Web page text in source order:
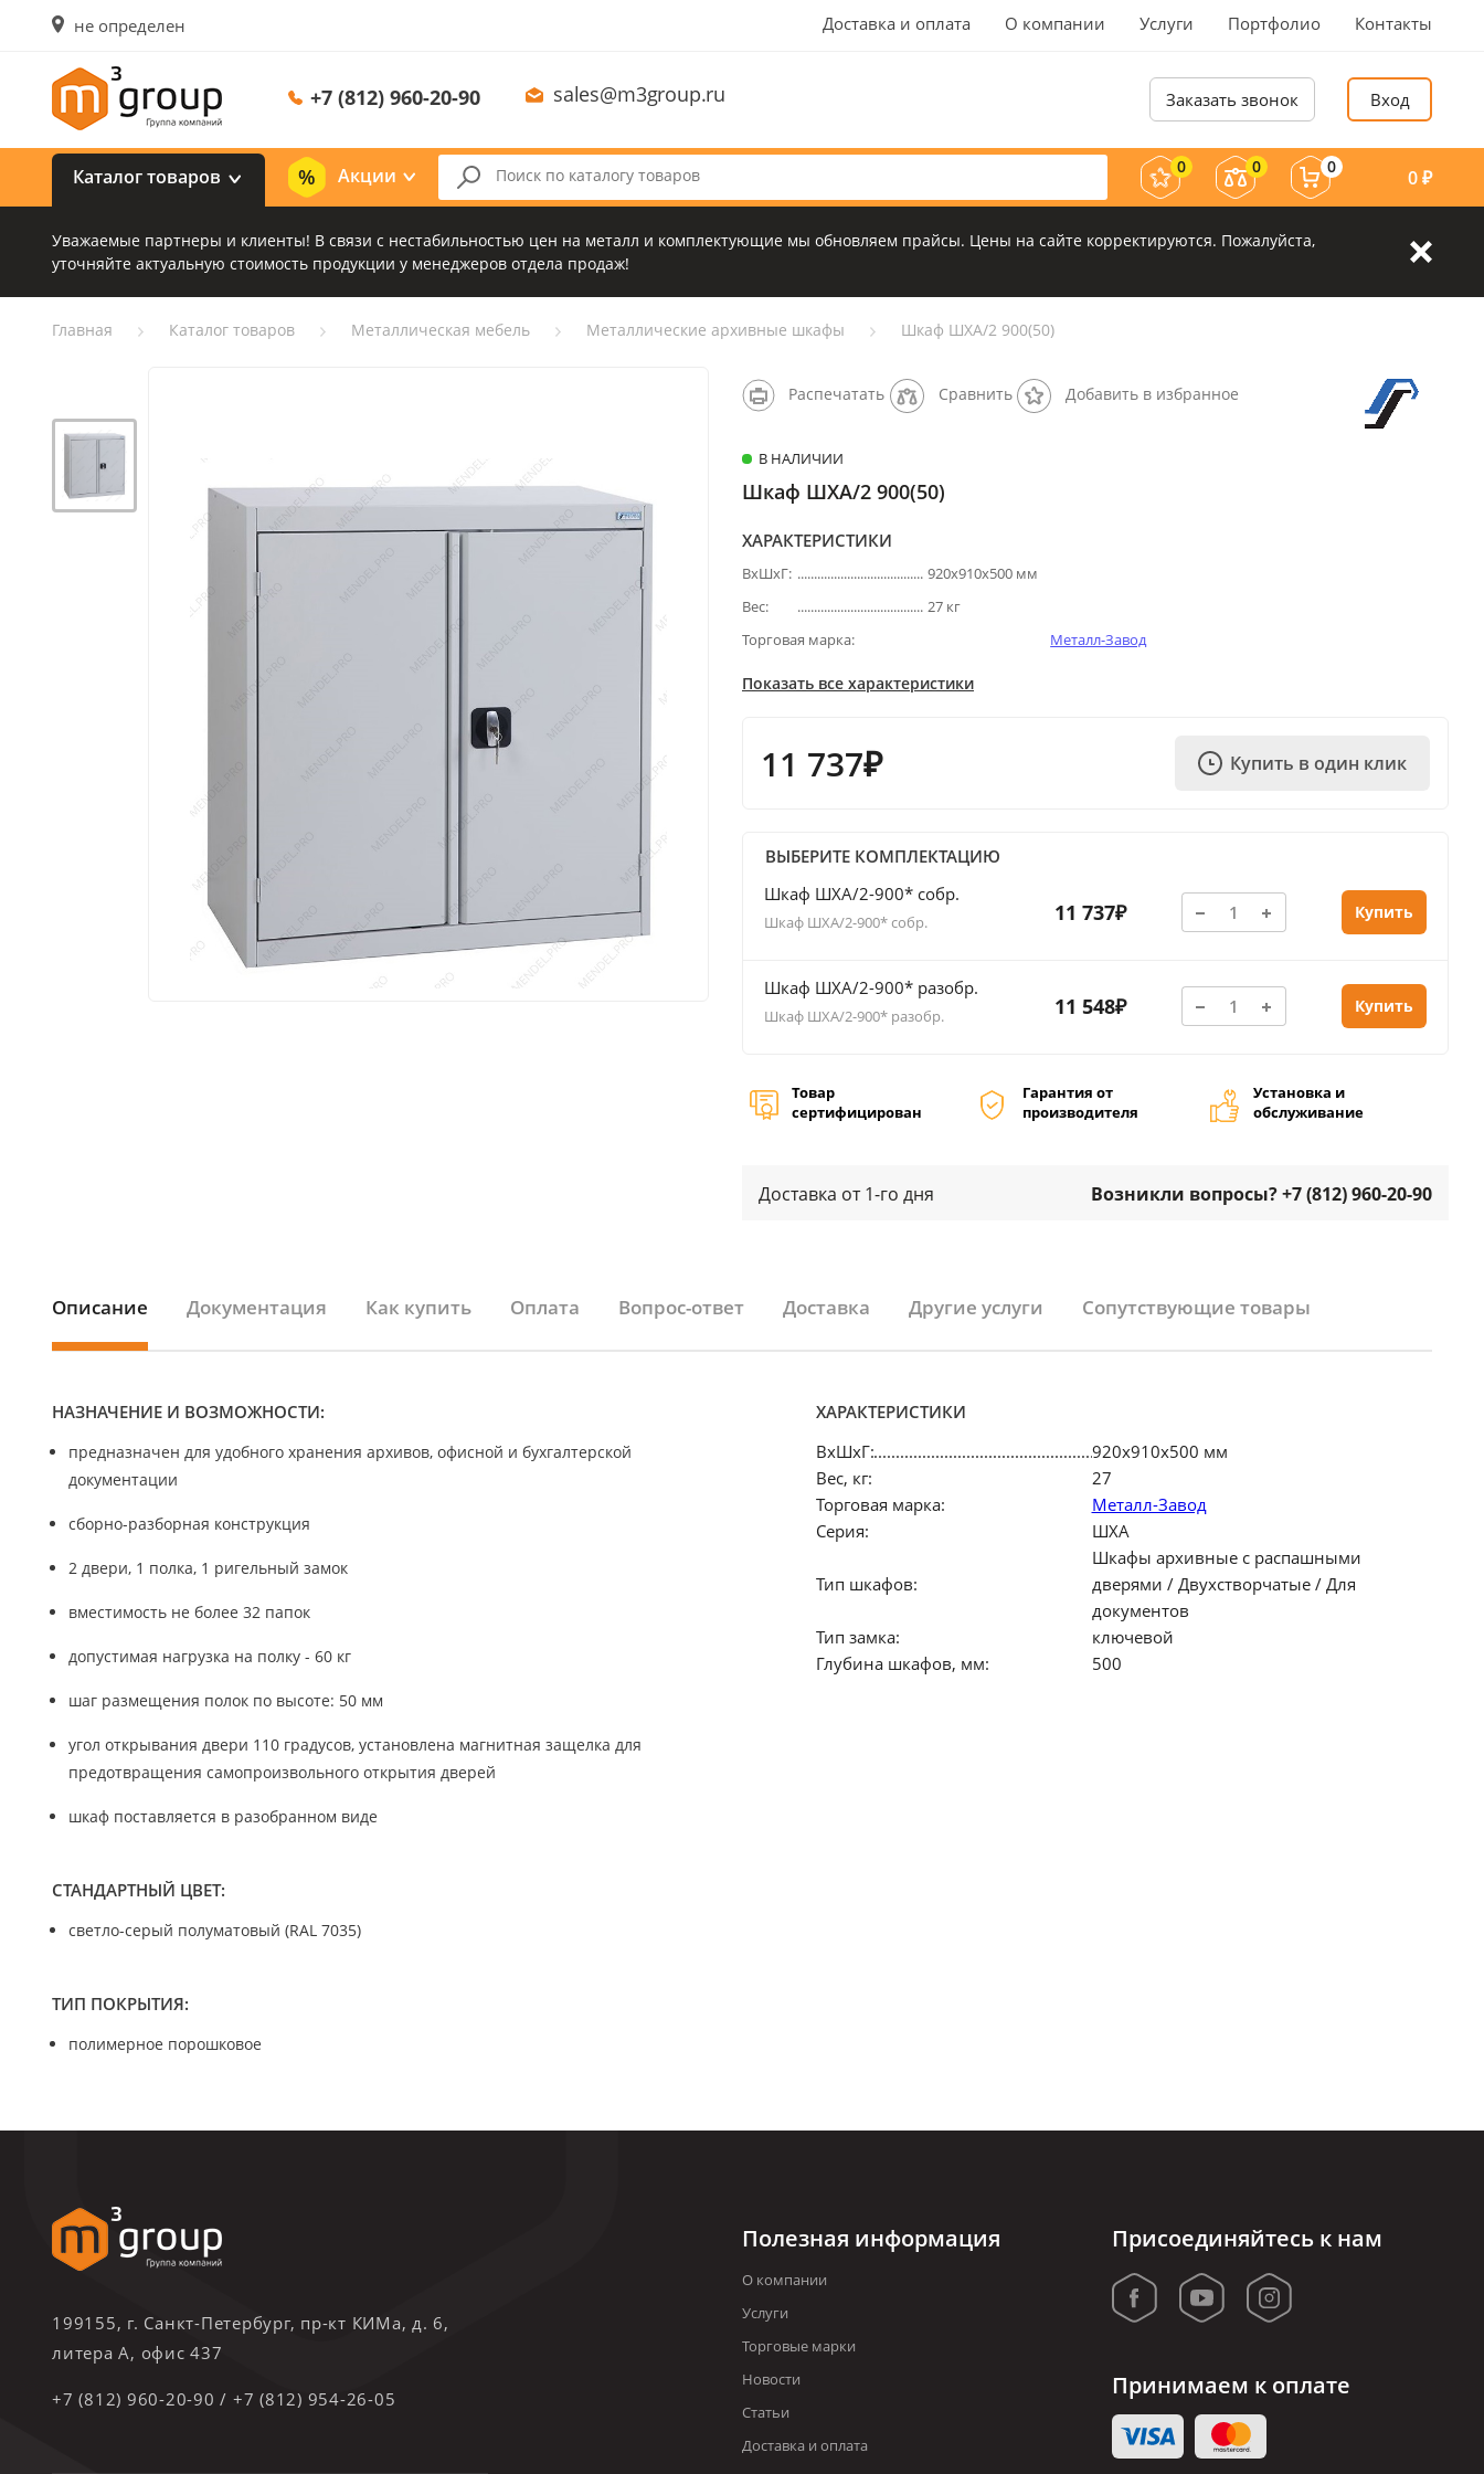
не определен Доставка и оплата О компании Услуги Портфолио Контакты
+7 (812) 960-20-90 sales@m3group.ru Заказать звонок Вход
Каталог товаров Акции 0 0 0 0₽
Уважаемые партнеры и клиенты! В связи с нестабильностью цен на металл и комплектующие мы обновляем прайсы. Цены на сайте корректируются. Пожалуйста,
уточняйте актуальную стоимость продукции у менеджеров отдела продаж!
Главная Каталог товаров Металлическая мебель Металлические архивные шкафы Шкаф ШХА/2 900(50)
Распечатать Сравнить Добавить в избранное
В НАЛИЧИИ
Шкаф ШХА/2 900(50)
ХАРАКТЕРИСТИКИ
ВхШхГ:
920х910х500 мм
Вес:
27 кг
Торговая марка:
Металл-Завод
Показать все характеристики
11 737₽ Купить в один клик
ВЫБЕРИТЕ КОМПЛЕКТАЦИЮ
Шкаф ШХА/2-900* собр.
Шкаф ШХА/2-900* собр. 11 737₽ Купить
Шкаф ШХА/2-900* разобр.
Шкаф ШХА/2-900* разобр. 11 548₽ Купить
Товар
сертифицирован
Гарантия от
производителя
Установка и
обслуживание
Доставка от 1-го дня Возникли вопросы? +7 (812) 960-20-90
Описание Документация Как купить Оплата Вопрос-ответ Доставка Другие услуги Сопутствующие товары
НАЗНАЧЕНИЕ И ВОЗМОЖНОСТИ:
предназначен для удобного хранения архивов, офисной и бухгалтерской
документации
сборно-разборная конструкция
2 двери, 1 полка, 1 ригельный замок
вместимость не более 32 папок
допустимая нагрузка на полку - 60 кг
шаг размещения полок по высоте: 50 мм
угол открывания двери 110 градусов, установлена магнитная защелка для
предотвращения самопроизвольного открытия дверей
шкаф поставляется в разобранном виде
СТАНДАРТНЫЙ ЦВЕТ:
светло-серый полуматовый (RAL 7035)
ТИП ПОКРЫТИЯ:
полимерное порошковое
ХАРАКТЕРИСТИКИ
ВхШхГ:
920х910х500 мм
Вес, кг:
27
Торговая марка:
Металл-Завод
Серия:
ШХА
Тип шкафов:
Шкафы архивные с распашными
дверями / Двухстворчатые / Для
документов
Тип замка:
ключевой
Глубина шкафов, мм:
500
199155, г. Санкт-Петербург, пр-кт КИМа, д. 6,
литера А, офис 437
+7 (812) 960-20-90 / +7 (812) 954-26-05
Полезная информация
О компании
Услуги
Торговые марки
Новости
Статьи
Доставка и оплата
Присоединяйтесь к нам
Принимаем к оплате